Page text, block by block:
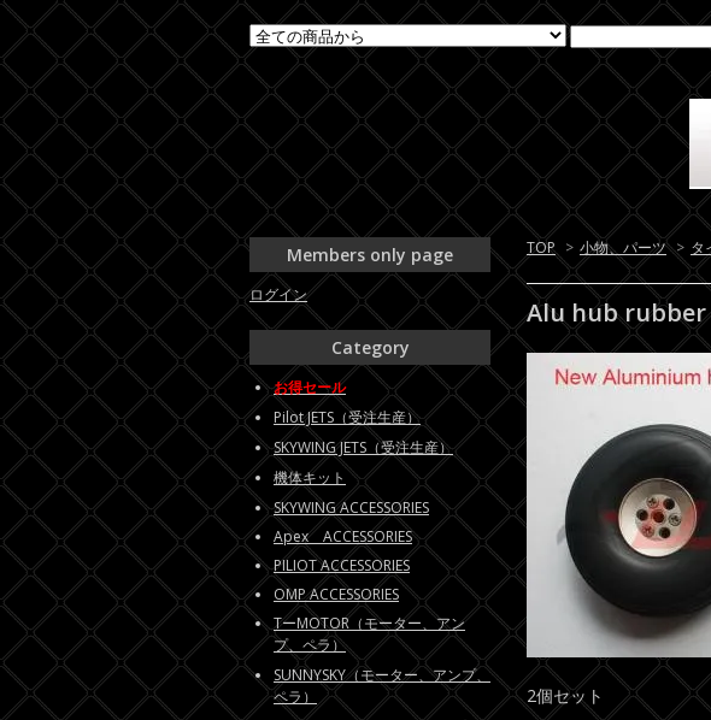
TOP > 小物、パーツ > タ
Alu hub rubber
2個セット
Members only page
ログイン
Category
お得セール
Pilot JETS（受注生産）
SKYWING JETS（受注生産）
機体キット
SKYWING ACCESSORIES
Apex ACCESSORIES
PILIOT ACCESSORIES
OMP ACCESSORIES
TーMOTOR（モーター、アン
プ、ペラ）
SUNNYSKY（モーター、アンプ、
ペラ）